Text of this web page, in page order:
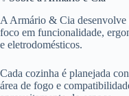
A Armário & Cia desenvolve
foco em funcionalidade,
e eletrodomésticos.
Cada cozinha é planejada
área de fogo e